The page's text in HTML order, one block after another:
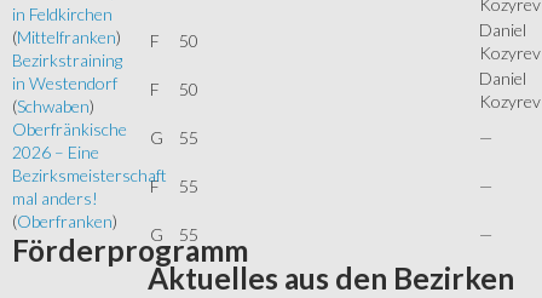
Kozyrev
F
50
Daniel
Kozyrev
F
50
Daniel
Kozyrev
G
55 —
F 55 —
G 55 —
Aktuelles aus den Bezirken
in Feldkirchen
(Mittelfranken)
Bezirkstraining
in Westendorf
(Schwaben)
Oberfränkische
2026 – Eine
Bezirksmeisterschaft
mal anders!
(Oberfranken)
Förderprogramm